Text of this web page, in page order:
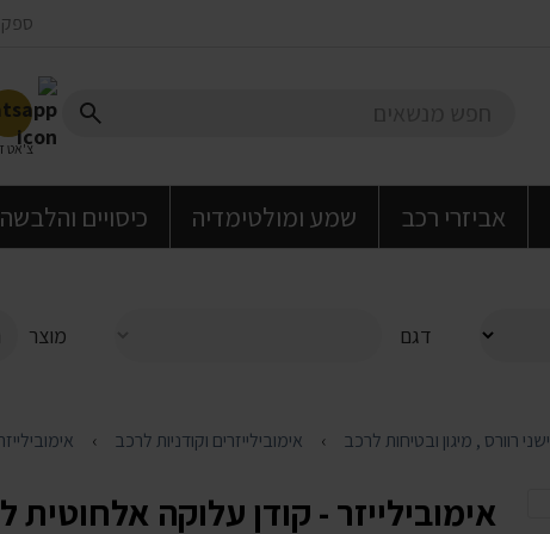
ספק משרד
צ'אט
אביזרי רכב שמע ומולטימדיה כיסויים והלבשה
דגם מוצר
אימובילייזרים וקודניות לרכב
אימובילייזר - קודן עלוקה